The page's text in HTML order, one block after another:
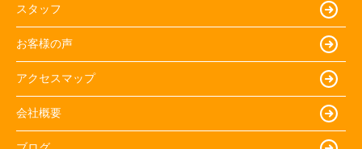
スタッフ
お客様の声
アクセスマップ
会社概要